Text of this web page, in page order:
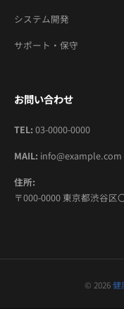
システム開発
サポート・保守
お問い合わせ
TEL: 03-0000-0000
MAIL: info@example.com
住所:
〒000-0000 東京都渋谷区
© 2026健